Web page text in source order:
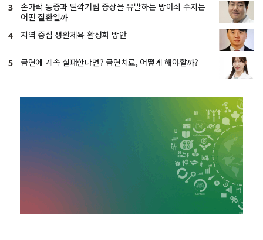
3
손가락 통증과 딸깍거림 증상을 유발하는 방아쇠 수지는
어떤 질환일까
4 지역 중심 생활체육 활성화 방안
5 금연에 계속 실패한다면? 금연치료, 어떻게 해야할까?